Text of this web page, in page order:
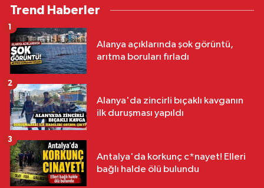
Trend Haberler
Alanya açıklarında şok görüntü,
arıtma boruları fırladı
1
Alanya'da zincirli bıçaklı kavganın
ilk duruşması yapıldı
2
Antalya'da korkunç c*nayet! Elleri
bağlı halde ölü bulundu
3